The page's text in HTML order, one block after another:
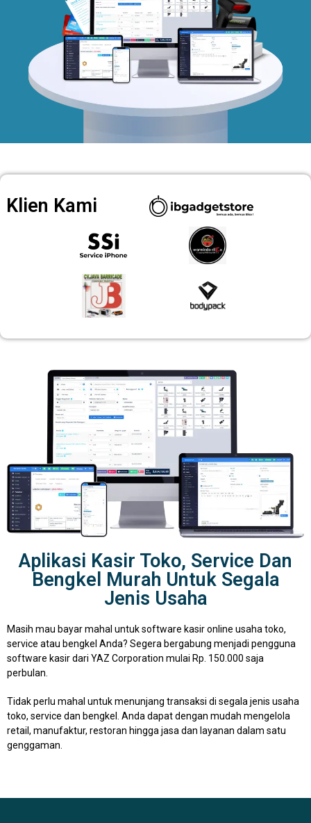
Klien Kami
Aplikasi Kasir Toko, Service Dan
Bengkel Murah Untuk Segala
Jenis Usaha
Masih mau bayar mahal untuk software kasir online usaha toko,
service atau bengkel Anda? Segera bergabung menjadi pengguna
software kasir dari YAZ Corporation mulai Rp. 150.000 saja
perbulan.
Tidak perlu mahal untuk menunjang transaksi di segala jenis usaha
toko, service dan bengkel. Anda dapat dengan mudah mengelola
retail, manufaktur, restoran hingga jasa dan layanan dalam satu
genggaman.